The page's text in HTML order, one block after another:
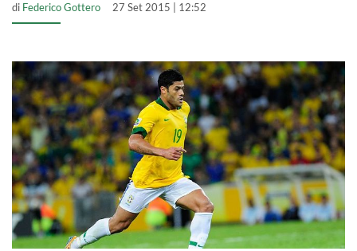
di Federico Gottero 27 Set 2015 | 12:52